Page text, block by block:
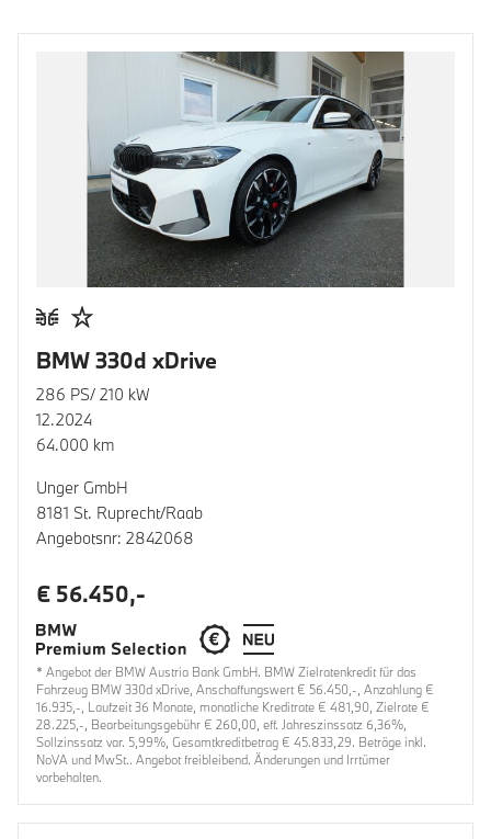
BMW 330d xDrive
286 PS/ 210 kW
12.2024
64.000 km
Unger GmbH
8181 St. Ruprecht/Raab
Angebotsnr: 2842068
€ 56.450,-
* Angebot der BMW Austria Bank GmbH. BMW Zielratenkredit für das
Fahrzeug BMW 330d xDrive, Anschaffungswert € 56.450,-, Anzahlung €
16.935,-, Laufzeit 36 Monate, monatliche Kreditrate € 481,90, Zielrate €
28.225,-, Bearbeitungsgebühr € 260,00, eff. Jahreszinssatz 6,36%,
Sollzinssatz var. 5,99%, Gesamtkreditbetrag € 45.833,29. Beträge inkl.
NoVA und MwSt.. Angebot freibleibend. Änderungen und Irrtümer
vorbehalten.